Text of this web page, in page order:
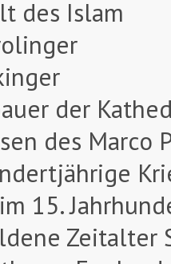
des Islam
der
des Marco
15.
Zeitalter